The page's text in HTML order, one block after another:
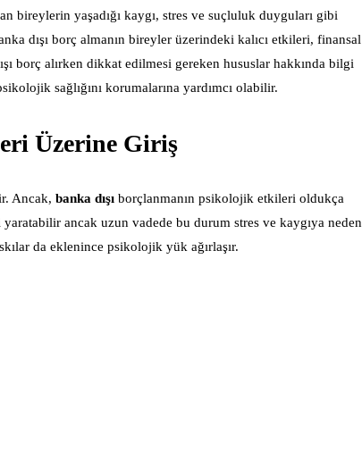
yaşadığı kaygı, stres ve suçluluk duyguları gibi
dışı borç almanın bireyler üzerindeki kalıcı etkileri, finansal
borç alırken dikkat edilmesi gereken hususlar hakkında bilgi
sağlığını korumalarına yardımcı olabilir.
Üzerine Giriş
Ancak, banka dışı borçlanmanın psikolojik etkileri oldukça
ancak uzun vadede bu durum stres ve kaygıya neden
da eklenince psikolojik yük ağırlaşır.